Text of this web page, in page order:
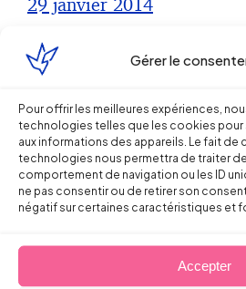
Gérer le
Pour offrir les meilleures expériences,
technologies telles que les cookies
aux informations des appareils. Le fait de
technologies nous permettra de traiter
comportement de navigation ou les ID
ne pas consentir ou de retirer son
négatif sur certaines caractéristiques et
Accepter
Droit de la Protection
patronale
pour l’embauche des
Arnaud RIMBERT
22 octobre 2013